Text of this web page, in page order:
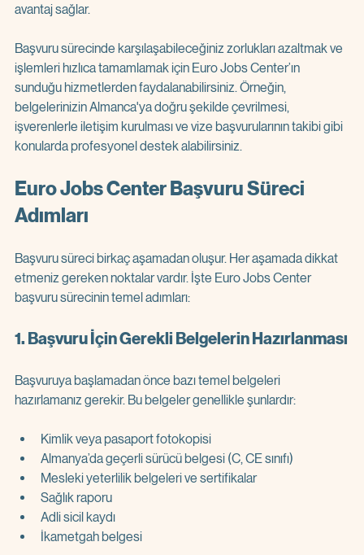
avantaj sağlar.
Başvuru sürecinde karşılaşabileceğiniz zorlukları azaltmak ve
işlemleri hızlıca tamamlamak için Euro Jobs Center’ın
sunduğu hizmetlerden faydalanabilirsiniz. Örneğin,
belgelerinizin Almanca'ya doğru şekilde çevrilmesi,
işverenlerle iletişim kurulması ve vize başvurularının takibi gibi
konularda profesyonel destek alabilirsiniz.
Euro Jobs Center Başvuru Süreci
Adımları
Başvuru süreci birkaç aşamadan oluşur. Her aşamada dikkat
etmeniz gereken noktalar vardır. İşte Euro Jobs Center
başvuru sürecinin temel adımları:
1. Başvuru İçin Gerekli Belgelerin Hazırlanması
Başvuruya başlamadan önce bazı temel belgeleri
hazırlamanız gerekir. Bu belgeler genellikle şunlardır:
Kimlik veya pasaport fotokopisi
Almanya’da geçerli sürücü belgesi (C, CE sınıfı)
Mesleki yeterlilik belgeleri ve sertifikalar
Sağlık raporu
Adli sicil kaydı
İkametgah belgesi